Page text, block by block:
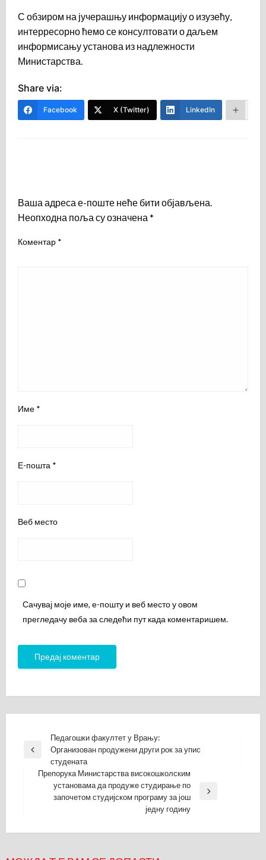
С обзиром на јучерашњу информацију о изузећу,
интерресорно ћемо се консултовати о даљем
информисању установа из надлежности
Министарства.
Share via:
Facebook X (Twitter) LinkedIn
Ваша адреса е-поште неће бити објављена.
Неопходна поља су означена *
Коментар *
Име *
Е-пошта *
Веб место
Сачувај моје име, е-пошту и веб место у овом
прегледачу веба за следећи пут када коментаришем.
Кретање
чланка
Previous
Педагошки факултет у Врању:
Организован продужени други рок за упис
студената
Препорука Министарства високошколским
установама да продуже студирање по
започетом студијском програму за још
једну годину